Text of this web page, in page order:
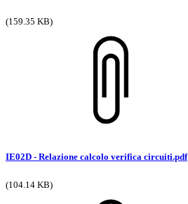
(159.35 KB)
IE02D - Relazione calcolo verifica circuiti.pdf
(104.14 KB)